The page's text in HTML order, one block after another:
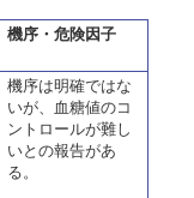
機序・危険因子
機序は明確ではな
いが、血糖値のコ
ントロールが難し
いとの報告があ
る。